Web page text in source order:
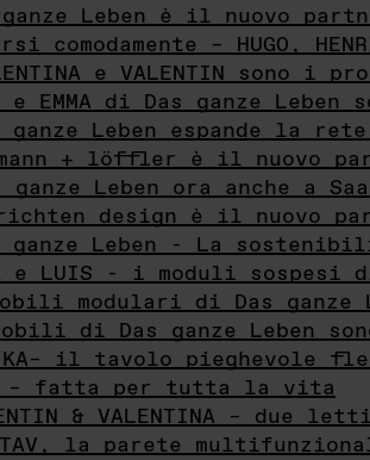
ganze Leben è il nuovo
comodamente – HUGO,
e VALENTIN sono
e EMMA di Das ganze
ganze Leben espande la
+ löffler è il nuovo
ganze Leben ora anche a
design è il nuovo
ganze Leben - La
e LUIS - i moduli sospesi di
modulari di Das ganze
di Das ganze Leben
il tavolo pieghevole
– fatta per tutta la vita
& VALENTINA – due
la parete